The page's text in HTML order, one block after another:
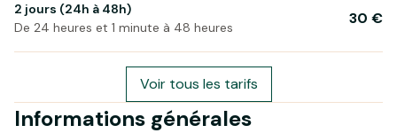
2 jours (24h à 48h)
De 24 heures et 1 minute à 48 heures
30 €
Voir tous les tarifs
Informations générales